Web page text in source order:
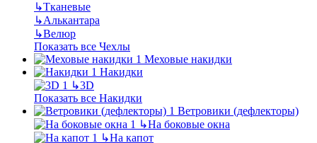
↳Тканевые
↳Алькантара
↳Велюр
Показать все Чехлы
Меховые накидки
Накидки
↳3D
Показать все Накидки
Ветровики (дефлекторы)
↳На боковые окна
↳На капот